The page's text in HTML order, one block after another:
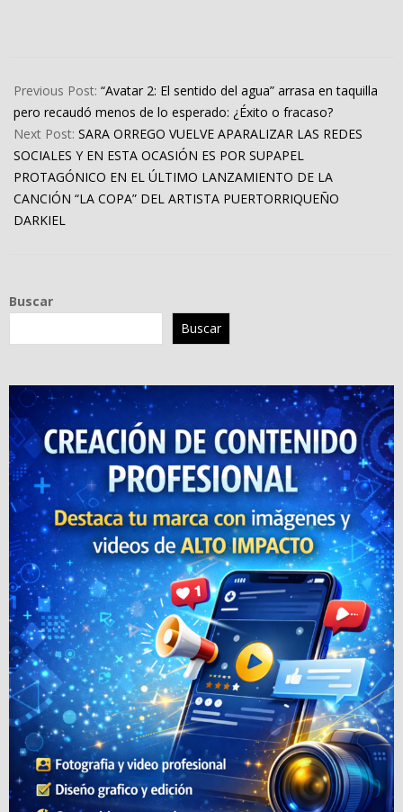
12-
19
Previous Post: “Avatar 2: El sentido del agua” arrasa en taquilla
pero recaudó menos de lo esperado: ¿Éxito o fracaso?
Next Post: SARA ORREGO VUELVE APARALIZAR LAS REDES
SOCIALES Y EN ESTA OCASIÓN ES POR SUPAPEL
PROTAGÓNICO EN EL ÚLTIMO LANZAMIENTO DE LA
CANCIÓN “LA COPA” DEL ARTISTA PUERTORRIQUEÑO
DARKIEL
Buscar
Buscar